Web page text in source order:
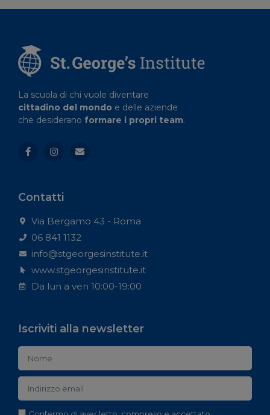
La scuola di chi vuole diventare
cittadino del mondo e delle aziende
che desiderano formare i propri team.
Contatti
Via Bergamo 43 - Roma
06 841 1132
info@stgeorgesinstitute.it
www.stgeorgesinstitute.it
Da lun a ven 10:00-19:00
Iscriviti alla newsletter